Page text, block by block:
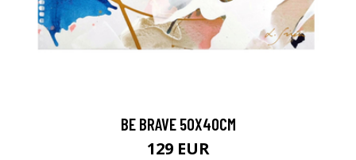
BE BRAVE 50X40CM
129 EUR